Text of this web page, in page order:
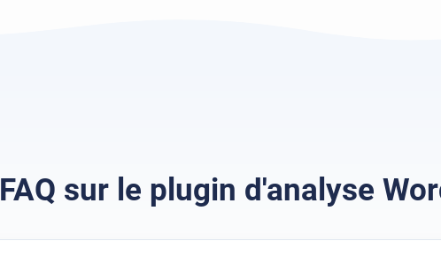
FAQ sur le plugin d'analyse